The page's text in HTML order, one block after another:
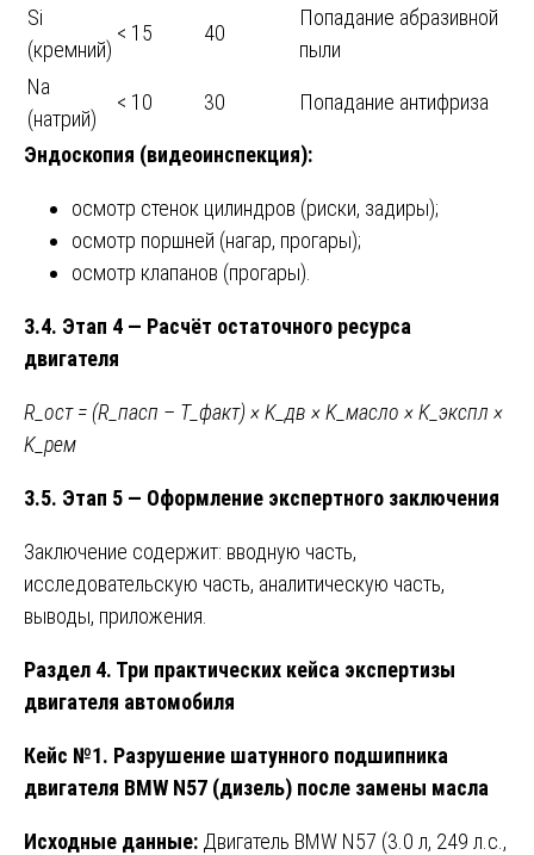
Si
(кремний)
< 15 40
Попадание абразивной
пыли
Na
(натрий)
< 10 30 Попадание антифриза
Эндоскопия (видеоинспекция):
осмотр стенок цилиндров (риски, задиры);
осмотр поршней (нагар, прогары);
осмотр клапанов (прогары).
3.4. Этап 4 — Расчёт остаточного ресурса
двигателя
R_ост = (R_пасп – T_факт) × K_дв × K_масло × K_экспл ×
K_рем
3.5. Этап 5 — Оформление экспертного заключения
Заключение содержит: вводную часть,
исследовательскую часть, аналитическую часть,
выводы, приложения.
Раздел 4. Три практических кейса экспертизы
двигателя автомобиля
Кейс №1. Разрушение шатунного подшипника
двигателя BMW N57 (дизель) после замены масла
Исходные данные: Двигатель BMW N57 (3.0 л, 249 л.с.,